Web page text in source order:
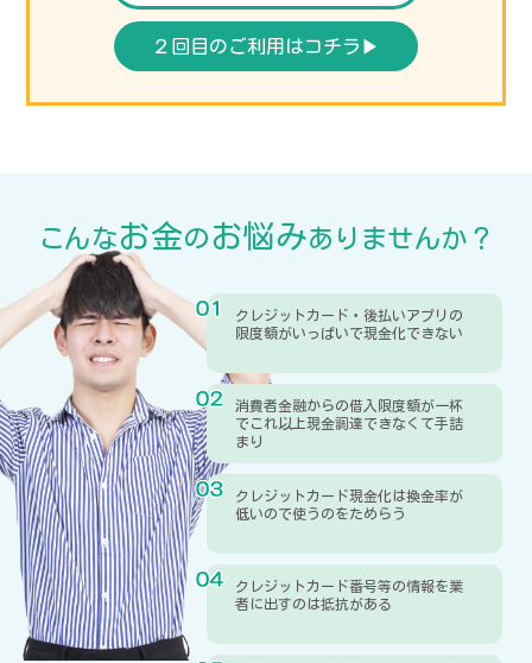
２回目のご利用はコチラ▶︎
こんなお金の お悩みありませんか？
クレジットカード・後払いアプリの
限度額がいっぱいで現金化できない
消費者金融からの借入限度額が一杯
でこれ以上現金調達できなくて手詰
まり
クレジットカード現金化は換金率が
低いので使うのをためらう
クレジットカード番号等の情報を業
者に出すのは抵抗がある